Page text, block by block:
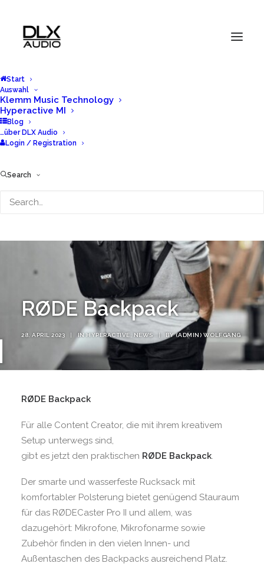
Start
Auswahl
Klemm Music Technology
Hyperactive MI
Blog
…über DLX Audio
Login / Registration
Search
RØDE Backpack
28. APRIL 2023 | INHYPERACTIVE NEWS | BY(ADMIN) WOLFGANG
RØDE Backpack
Für alle Content Creator, die mit ihrem kreativem
Setup unterwegs sind,
gibt es jetzt den praktischen RØDE Backpack.
Der smarte und wasserfeste Rucksack mit
komfortabler Polsterung bietet genügend Stauraum
für das RØDECaster Pro II und allem, was
dazugehört: Mikrofone, Mikrofonarme sowie
Zubehör finden in den vielen Innen- und
Außentaschen des Backpacks ausreichend Platz.